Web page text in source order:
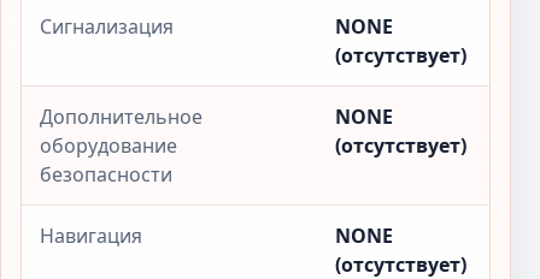
Сигнализация
NONE
(отсутствует)
Дополнительное
оборудование
безопасности
NONE
(отсутствует)
Навигация
NONE
(отсутствует)